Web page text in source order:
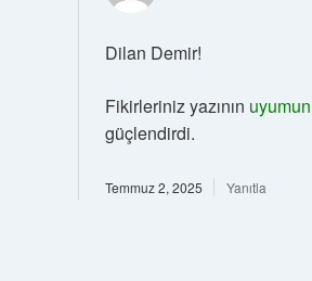
Dilan Demir!
Fikirleriniz yazının
güçlendirdi.
Temmuz 2, 2025 Yanıtla